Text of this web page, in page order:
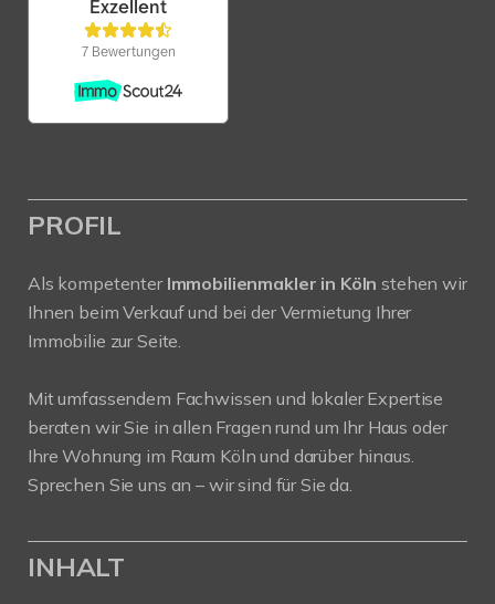
PROFIL
Als kompetenter Immobilienmakler in Köln stehen wir
Ihnen beim Verkauf und bei der Vermietung Ihrer
Immobilie zur Seite.
Mit umfassendem Fachwissen und lokaler Expertise
beraten wir Sie in allen Fragen rund um Ihr Haus oder
Ihre Wohnung im Raum Köln und darüber hinaus.
Sprechen Sie uns an – wir sind für Sie da.
INHALT